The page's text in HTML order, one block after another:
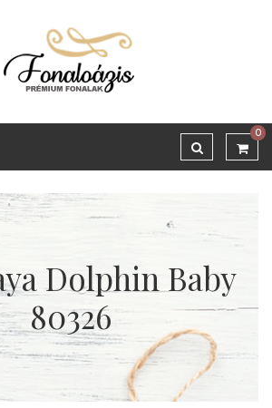
0
Dolphin Baby
80326